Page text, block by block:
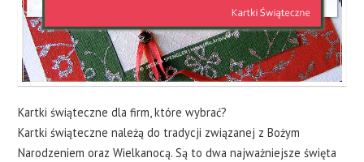
Kartki świąteczne dla firm, które wybrać?
Kartki świąteczne należą do tradycji związanej z Bożym
Narodzeniem oraz Wielkanocą. Są to dwa najważniejsze święta